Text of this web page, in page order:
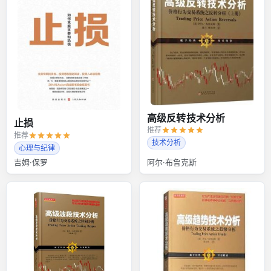
止损
推荐
心理与纪律
吉姆·保罗
高级反转技术分析
推荐
技术分析
阿尔·布鲁克斯